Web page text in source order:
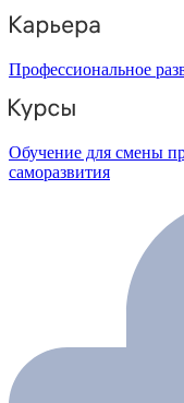
Профессиональное
Обучение для смены
саморазвития